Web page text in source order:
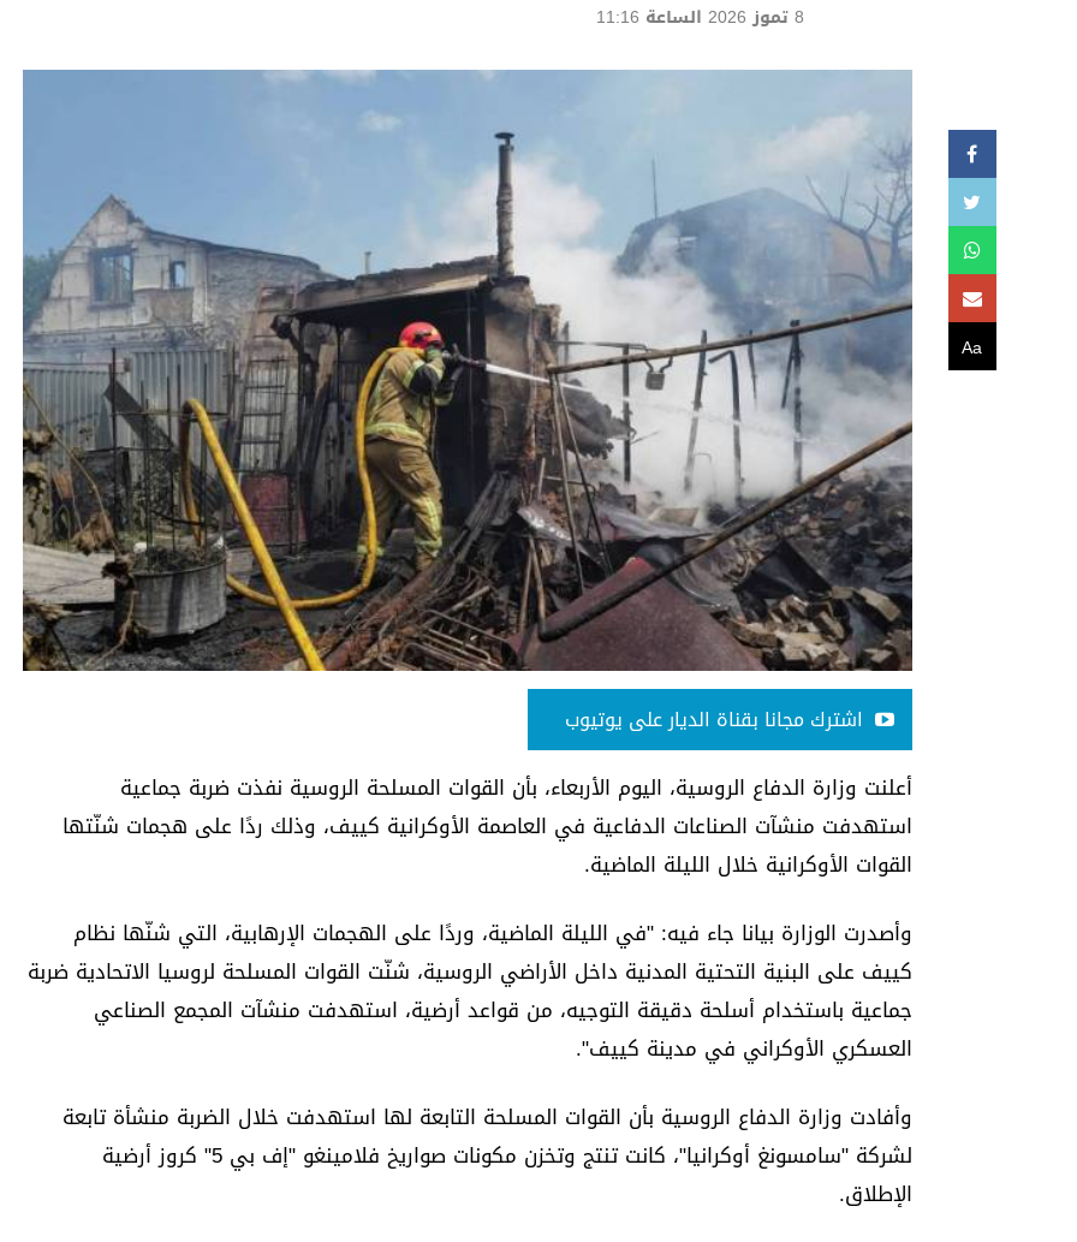
8 تموز 2026 الساعة 11:16
Aa
اشترك مجانا بقناة الديار على يوتيوب
أعلنت وزارة الدفاع الروسية، اليوم الأربعاء، بأن القوات المسلحة الروسية نفذت ضربة جماعية
استهدفت منشآت الصناعات الدفاعية في العاصمة الأوكرانية كييف، وذلك ردًا على هجمات شنّتها
القوات الأوكرانية خلال الليلة الماضية.
وأصدرت الوزارة بيانا جاء فيه: "في الليلة الماضية، وردًا على الهجمات الإرهابية، التي شنّها نظام
كييف على البنية التحتية المدنية داخل الأراضي الروسية، شنّت القوات المسلحة لروسيا الاتحادية ضربة
جماعية باستخدام أسلحة دقيقة التوجيه، من قواعد أرضية، استهدفت منشآت المجمع الصناعي
العسكري الأوكراني في مدينة كييف".
وأفادت وزارة الدفاع الروسية بأن القوات المسلحة التابعة لها استهدفت خلال الضربة منشأة تابعة
لشركة "سامسونغ أوكرانيا"، كانت تنتج وتخزن مكونات صواريخ فلامينغو "إف بي 5" كروز أرضية
الإطلاق.